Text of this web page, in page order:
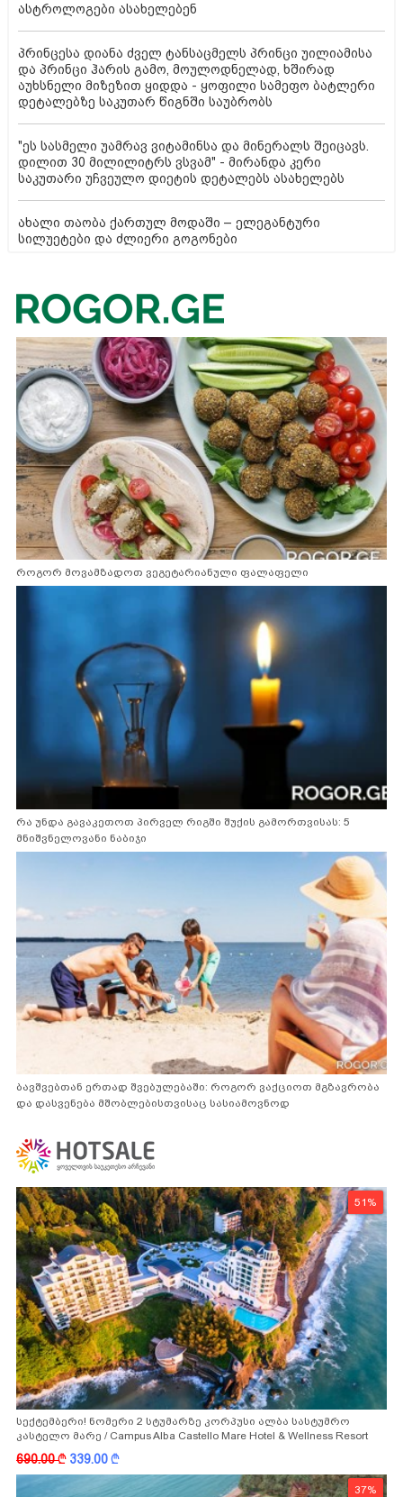
ასტროლოგები ასახელებენ
პრინცესა დიანა ძველ ტანსაცმელს პრინცი უილიამისა
და პრინცი ჰარის გამო, მოულოდნელად, ხშირად
აუხსნელი მიზეზით ყიდდა - ყოფილი სამეფო ბატლერი
დეტალებზე საკუთარ წიგნში საუბრობს
"ეს სასმელი უამრავ ვიტამინსა და მინერალს შეიცავს.
დილით 30 მილილიტრს ვსვამ" - მირანდა კერი
საკუთარი უჩვეულო დიეტის დეტალებს ასახელებს
ახალი თაობა ქართულ მოდაში – ელეგანტური
სილუეტები და ძლიერი გოგონები
როგორ მოვამზადოთ ვეგეტარიანული ფალაფელი
რა უნდა გავაკეთოთ პირველ რიგში შუქის გამორთვისას: 5
მნიშვნელოვანი ნაბიჯი
ბავშვებთან ერთად შვებულებაში: როგორ ვაქციოთ მგზავრობა
და დასვენება მშობლებისთვისაც სასიამოვნოდ
51%
სექტემბერი! ნომერი 2 სტუმარზე კორპუსი ალბა სასტუმრო
კასტელო მარე / Campus Alba Castello Mare Hotel & Wellness Resort
-სგან!
690.00k 339.00k
37%